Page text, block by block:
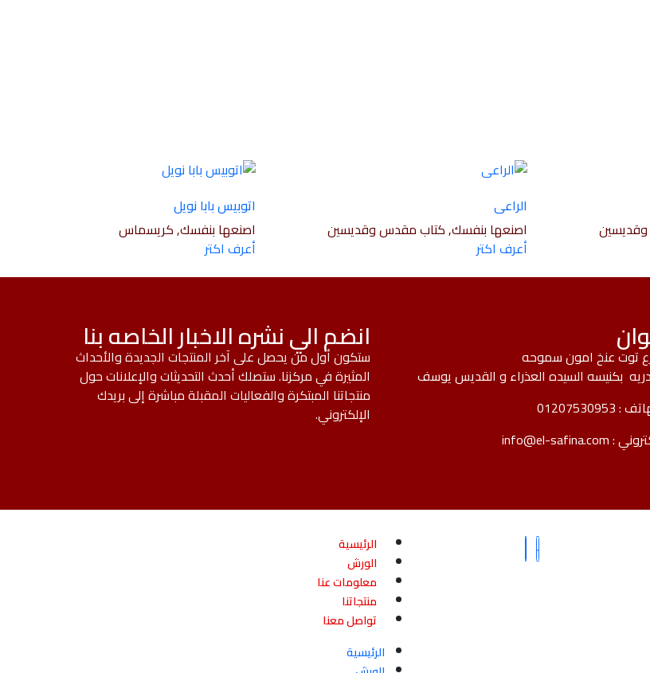
الراعى
اصنعها بنفسك, كتاب مقدس وقديسين
أعرف اكتر
اتوبيس بابا نويل
اصنعها بنفسك, كريسماس
أعرف اكتر
بكنيسه السيده العذراء و القديس يوسف
:
01207530953
:
info@el-safina.com
انضم الي نشره الاخبار الخاصه بنا
ستكون أول من يحصل على آخر المنتجات الجديدة والأحداث
المثيرة في مركزنا. ستصلك أحدث التحديثات والإعلانات حول
منتجاتنا المبتكرة والفعاليات المقبلة مباشرة إلى بريدك
الإلكتروني.
الرئيسية
الورش
معلومات عنا
منتجاتنا
تواصل معنا
الرئيسية